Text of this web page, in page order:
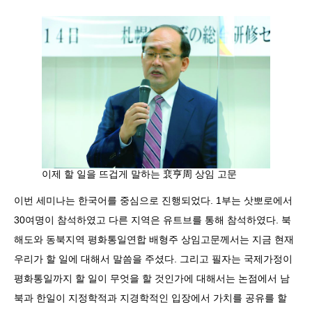
이제 할 일을 뜨겁게 말하는 裵亨周 상임 고문
이번 세미나는 한국어를 중심으로 진행되었다. 1부는 삿뽀로에서
30여명이 참석하였고 다른 지역은 유트브를 통해 참석하였다. 북
해도와 동북지역 평화통일연합 배형주 상임고문께서는 지금 현재
우리가 할 일에 대해서 말씀을 주셨다. 그리고 필자는 국제가정이
평화통일까지 할 일이 무엇을 할 것인가에 대해서는 논점에서 남
북과 한일이 지정학적과 지경학적인 입장에서 가치를 공유를 할